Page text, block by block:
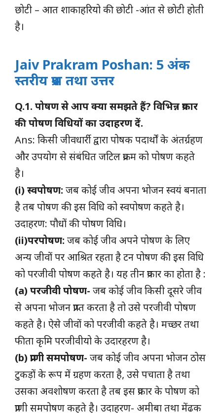
छोटी – आत शाकाहरियो की छोटी -आंत से छोटी होती
है।
Jaiv Prakram Poshan: 5 अंक
स्तरीय प्रश्न तथा उत्तर
Q.1. पोषण से आप क्या समझते हैं? विभिन्न प्रकार
की पोषण विधियों का उदाहरण दें.
Ans: किसी जीवधार्री द्वारा पोषक पदार्थों के अंतर्ग्रहण
और उपयोग से संबंधित जटिल प्रक्रम को पोषण कहते
है।
(i) स्वपोषण: जब कोई जीव अपना भोजन स्वयं बनाता
है तब पोषण की इस विधि को स्वपोषण कहते है।
उदाहरण: पौधों की पोषण विधि।
(ii)परपोषण: जब कोई जीव अपने पोषण के लिए
अन्य जीवों पर आश्रित रहता है टन पोषण की इस विधि
को परजीवी पोषण कहते है। यह तीन प्रकार का होता है :
(a) परजीवी पोषण- जब कोई जीव किसी दूसरे जीव
से अपना भोजन प्राप्त करता है तो उसे परजीवी पोषण
कहते है। ऐसे जीवों को परजीवी कहते है। मच्छर तथा
फीता कृमि परजीवीयो के उदारहरण है।
(b) प्राणी समपोषण- जब कोई जीव अपना भोजन ठोस
टुकड़ों के रूप में ग्रहण करता है, उसे पचाता है तथा
उसका अवशोषण करता है तब इस प्रकार के पोषण को
प्राणी समपोषण कहते है। उदाहरण- अमीबा तथा मेंढक